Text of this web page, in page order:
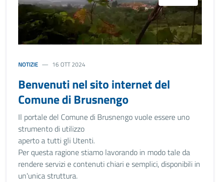
NOTIZIE 16 OTT 2024
Benvenuti nel sito internet del
Comune di Brusnengo
Il portale del Comune di Brusnengo vuole essere uno
strumento di utilizzo
aperto a tutti gli Utenti.
Per questa ragione stiamo lavorando in modo tale da
rendere servizi e contenuti chiari e semplici, disponibili in
un'unica struttura.